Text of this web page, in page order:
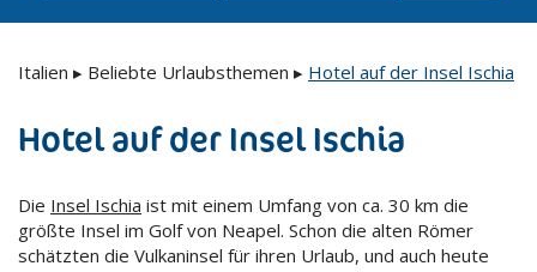
Italien ▸ Beliebte Urlaubsthemen ▸ Hotel auf der Insel Ischia
Hotel auf der Insel Ischia
Die Insel Ischia ist mit einem Umfang von ca. 30 km die
größte Insel im Golf von Neapel. Schon die alten Römer
schätzten die Vulkaninsel für ihren Urlaub, und auch heute